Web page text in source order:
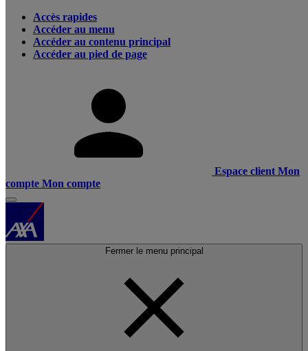
Accès rapides
Accéder au menu
Accéder au contenu principal
Accéder au pied de page
Espace client Mon
compte Mon compte
Fermer le menu principal